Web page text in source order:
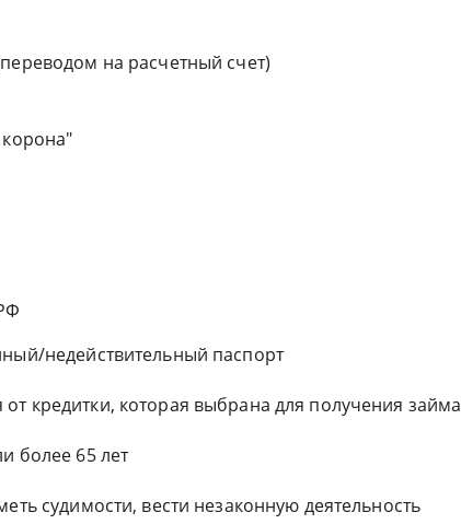
на расчетный счет)
недействительный паспорт
кредитки, которая выбрана для получения займа
более 65 лет
судимости, вести незаконную деятельность